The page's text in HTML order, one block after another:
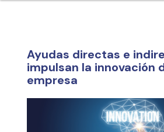
Ayudas directas e
impulsan la innovación
empresa